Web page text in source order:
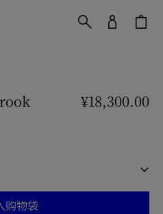
¥18,300.00
购物袋